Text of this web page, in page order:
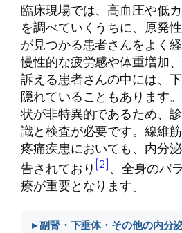
臨床現場では、高血圧や低
を調べていくうちに、原発
が見つかる患者さんをよく経
慢性的な疲労感や体重増加
訴える患者さんの中には、
隠れていることもあります
状が非特異的であるため、
識と検査が必要です。線維
疼痛疾患においても、内分
告されており[2]、全身のバ
療が重要となります。
▸ 副腎・下垂体・その他の内分